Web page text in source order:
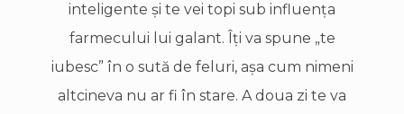
inteligente şi te vei topi sub influenţa
farmecului lui galant. Îţi va spune „te
iubesc” în o sută de feluri, aşa cum nimeni
altcineva nu ar fi în stare. A doua zi te va